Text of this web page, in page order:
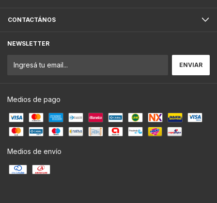
CONTACTÁNOS
NEWSLETTER
Medios de pago
Medios de envío